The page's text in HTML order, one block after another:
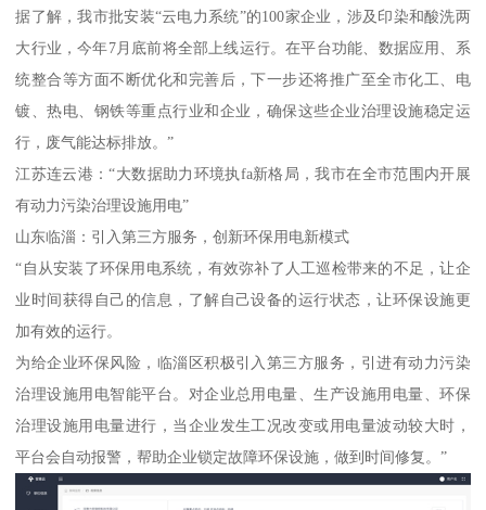
据了解，我市批安装“云电力系统”的100家企业，涉及印染和酸洗两
大行业，今年7月底前将全部上线运行。在平台功能、数据应用、系
统整合等方面不断优化和完善后，下一步还将推广至全市化工、电
镀、热电、钢铁等重点行业和企业，确保这些企业治理设施稳定运
行，废气能达标排放。”
江苏连云港：“大数据助力环境执fa新格局，我市在全市范围内开展
有动力污染治理设施用电”
山东临淄：引入第三方服务，创新环保用电新模式
“自从安装了环保用电系统，有效弥补了人工巡检带来的不足，让企
业时间获得自己的信息，了解自己设备的运行状态，让环保设施更
加有效的运行。
为给企业环保风险，临淄区积极引入第三方服务，引进有动力污染
治理设施用电智能平台。对企业总用电量、生产设施用电量、环保
治理设施用电量进行，当企业发生工况改变或用电量波动较大时，
平台会自动报警，帮助企业锁定故障环保设施，做到时间修复。”